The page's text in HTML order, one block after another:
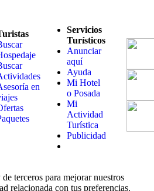
en
Servicios
Turísticos
Anunciar
aquí
Ayuda
Mi Hotel
o Posada
Mi
Actividad
Turística
Publicidad
terceros para mejorar nuestros
relacionada con tus preferencias.